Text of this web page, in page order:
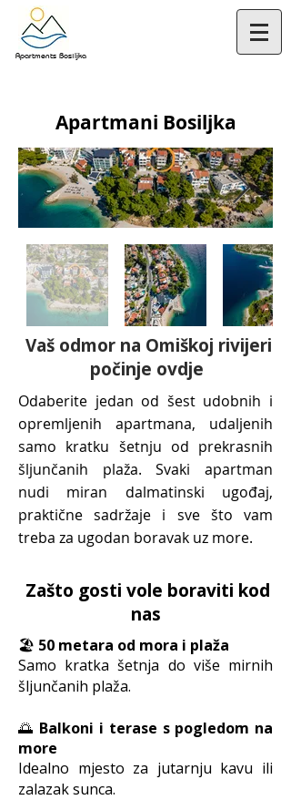
Apartments Bosiljka
Apartmani Bosiljka
Vaš odmor na Omiškoj rivijeri
počinje ovdje
Odaberite jedan od šest udobnih i
opremljenih apartmana, udaljenih
samo kratku šetnju od prekrasnih
šljunčanih plaža. Svaki apartman
nudi miran dalmatinski ugođaj,
praktične sadržaje i sve što vam
treba za ugodan boravak uz more.
Zašto gosti vole boraviti kod
nas
🏖️ 50 metara od mora i plaža
Samo kratka šetnja do više mirnih
šljunčanih plaža.
🌅 Balkoni i terase s pogledom na
more
Idealno mjesto za jutarnju kavu ili
zalazak sunca.